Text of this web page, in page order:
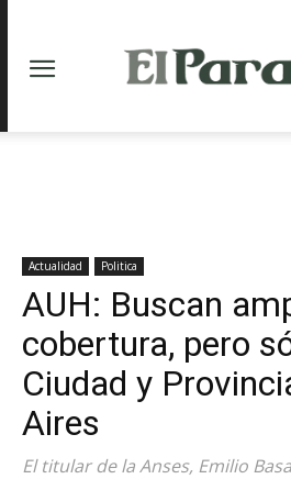
Actualidad Politica
AUH: Buscan
cobertura, pero
Ciudad y
Aires
El titular de la Anses, Emilio